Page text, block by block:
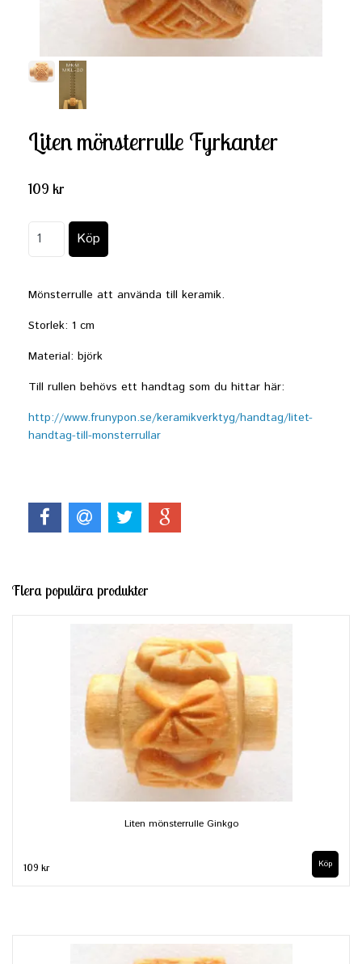
Liten mönsterrulle Fyrkanter
109 kr
Mönsterrulle att använda till keramik.
Storlek: 1 cm
Material: björk
Till rullen behövs ett handtag som du hittar här:
http://www.frunypon.se/keramikverktyg/handtag/litet-
handtag-till-monsterrullar
Flera populära produkter
Liten mönsterrulle Ginkgo
109 kr